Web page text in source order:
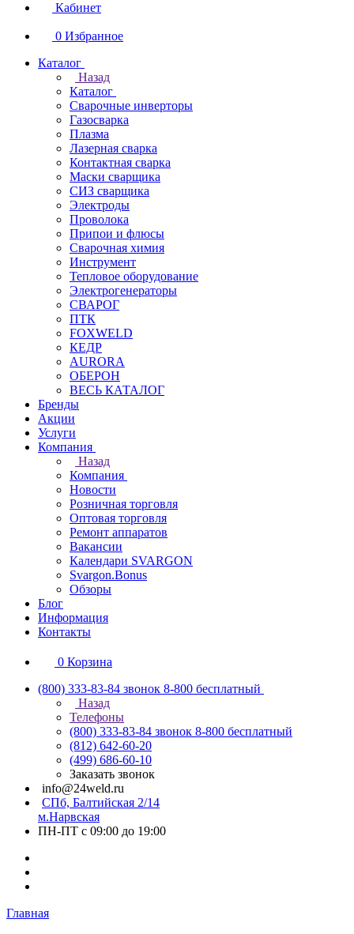
Кабинет
0 Избранное
Каталог
Назад
Каталог
Сварочные инверторы
Газосварка
Плазма
Лазерная сварка
Контактная сварка
Маски сварщика
СИЗ сварщика
Электроды
Проволока
Припои и флюсы
Сварочная химия
Инструмент
Тепловое оборудование
Электрогенераторы
СВАРОГ
ПТК
FOXWELD
КЕДР
AURORA
ОБЕРОН
ВЕСЬ КАТАЛОГ
Бренды
Акции
Услуги
Компания
Назад
Компания
Новости
Розничная торговля
Оптовая торговля
Ремонт аппаратов
Вакансии
Календари SVARGON
Svargon.Bonus
Обзоры
Блог
Информация
Контакты
0 Корзина
(800) 333-83-84 звонок 8-800 бесплатный
Назад
Телефоны
(800) 333-83-84 звонок 8-800 бесплатный
(812) 642-60-20
(499) 686-60-10
Заказать звонок
info@24weld.ru
СПб, Балтийская 2/14
м.Нарвская
ПН-ПТ с 09:00 до 19:00
Главная